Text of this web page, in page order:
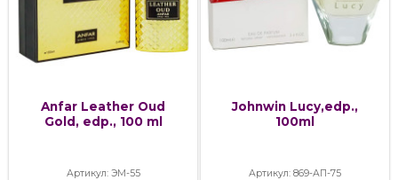
Anfar Leather Oud
Gold, edp., 100 ml
Артикул: ЭМ-55
Johnwin Lucy,edp.,
100ml
Артикул: 869-АП-75